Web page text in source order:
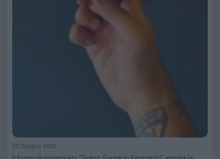
30 Giugno 2026